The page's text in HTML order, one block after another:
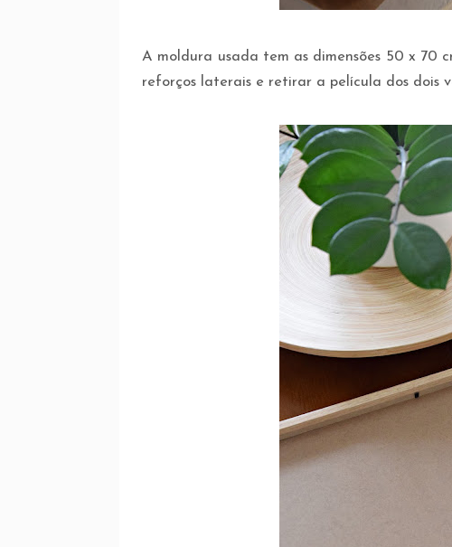
A moldura usada tem as dimensões 50 x 70
reforços laterais e retirar a película dos dois